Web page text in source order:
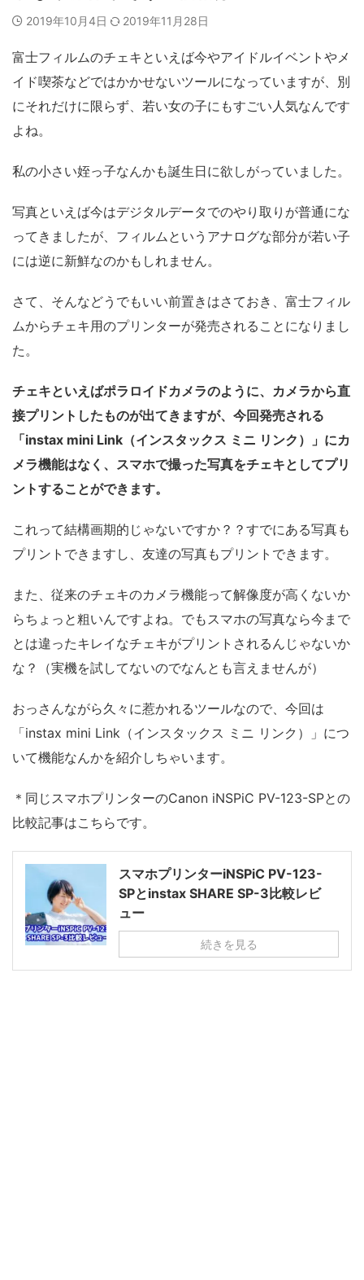
2019年10月4日 2019年11月28日
富士フィルムのチェキといえば今やアイドルイベントやメ
イド喫茶などではかかせないツールになっていますが、別
にそれだけに限らず、若い女の子にもすごい人気なんです
よね。
私の小さい姪っ子なんかも誕生日に欲しがっていました。
写真といえば今はデジタルデータでのやり取りが普通にな
ってきましたが、フィルムというアナログな部分が若い子
には逆に新鮮なのかもしれません。
さて、そんなどうでもいい前置きはさておき、富士フィル
ムからチェキ用のプリンターが発売されることになりまし
た。
チェキといえばポラロイドカメラのように、カメラから直
接プリントしたものが出てきますが、今回発売される
「instax mini Link（インスタックス ミニ リンク）」にカ
メラ機能はなく、スマホで撮った写真をチェキとしてプリ
ントすることができます。
これって結構画期的じゃないですか？？すでにある写真も
プリントできますし、友達の写真もプリントできます。
また、従来のチェキのカメラ機能って解像度が高くないか
らちょっと粗いんですよね。でもスマホの写真なら今まで
とは違ったキレイなチェキがプリントされるんじゃないか
な？（実機を試してないのでなんとも言えませんが）
おっさんながら久々に惹かれるツールなので、今回は
「instax mini Link（インスタックス ミニ リンク）」につ
いて機能なんかを紹介しちゃいます。
＊同じスマホプリンターのCanon iNSPiC PV-123-SPとの
比較記事はこちらです。
スマホプリンターiNSPiC PV-123-
SPとinstax SHARE SP-3比較レビ
ュー
続きを見る